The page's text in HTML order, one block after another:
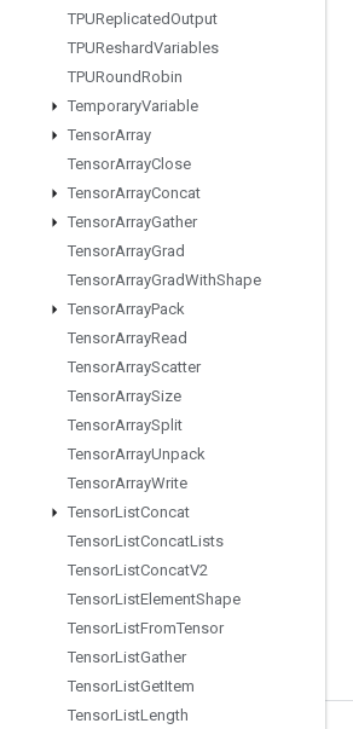
TPUReplicatedOutput
TPUReshardVariables
TPURoundRobin
TemporaryVariable
TensorArray
TensorArrayClose
TensorArrayConcat
TensorArrayGather
TensorArrayGrad
TensorArrayGradWithShape
TensorArrayPack
TensorArrayRead
TensorArrayScatter
TensorArraySize
TensorArraySplit
TensorArrayUnpack
TensorArrayWrite
TensorListConcat
TensorListConcatLists
TensorListConcatV2
TensorListElementShape
TensorListFromTensor
TensorListGather
TensorListGetItem
TensorListLength